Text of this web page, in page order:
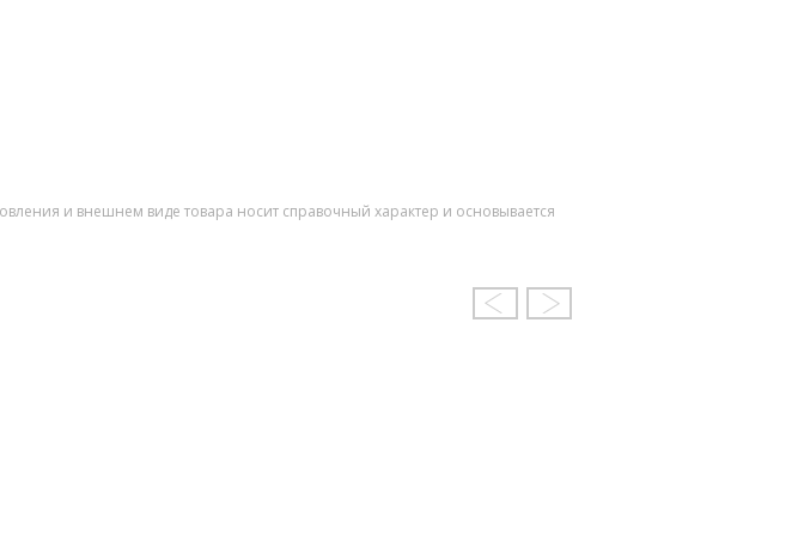
и внешнем виде товара носит справочный характер и основывается